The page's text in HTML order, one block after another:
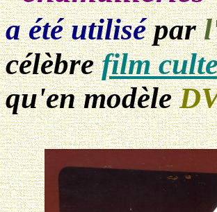
a été utilisépar
célèbrefilm
qu'en modèle